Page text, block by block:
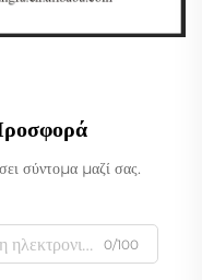
σύντομα μαζί σας.
0/100